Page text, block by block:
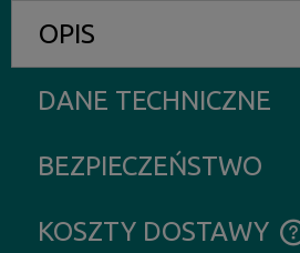
OPIS
DANE TECHNICZNE
BEZPIECZEŃSTWO
KOSZTY DOSTAWY
CENA NIE ZAWIERA EWENTUALNYCH